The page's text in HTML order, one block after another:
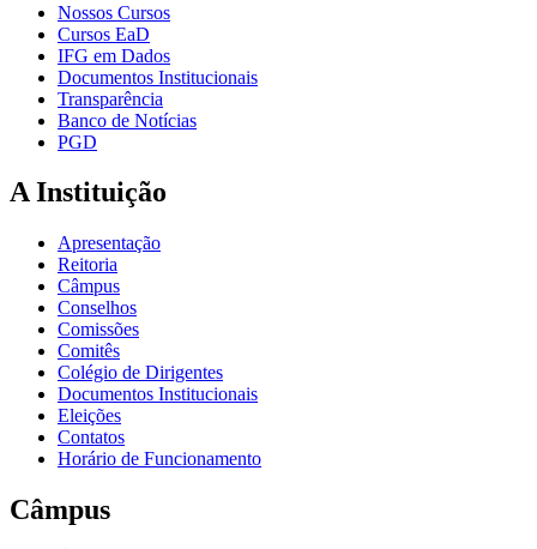
Nossos Cursos
Cursos EaD
IFG em Dados
Documentos Institucionais
Transparência
Banco de Notícias
PGD
A Instituição
Apresentação
Reitoria
Câmpus
Conselhos
Comissões
Comitês
Colégio de Dirigentes
Documentos Institucionais
Eleições
Contatos
Horário de Funcionamento
Câmpus